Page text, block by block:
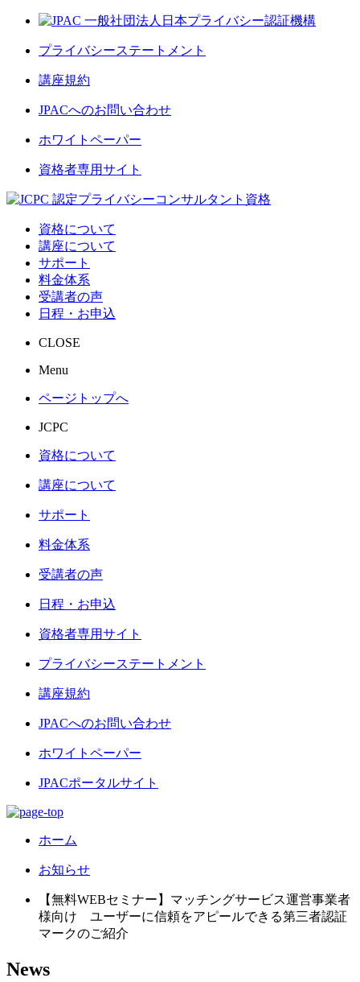
プライバシーステートメント
講座規約
JPACへのお問い合わせ
ホワイトペーパー
資格者専用サイト
資格について
講座について
サポート
料金体系
受講者の声
日程・お申込
CLOSE
Menu
ページトップへ
JCPC
資格について
講座について
サポート
料金体系
受講者の声
日程・お申込
資格者専用サイト
プライバシーステートメント
講座規約
JPACへのお問い合わせ
ホワイトペーパー
JPACポータルサイト
ホーム
お知らせ
【無料WEBセミナー】マッチングサービス運営事業者
様向け ユーザーに信頼をアピールできる第三者認証
マークのご紹介
News